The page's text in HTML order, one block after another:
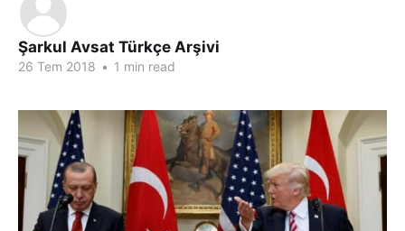
Şarkul Avsat Türkçe Arşivi
26 Tem 2018 • 1 min read